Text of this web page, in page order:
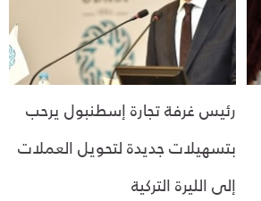
رئيس غرفة تجارة إسطنبول يرحب
بتسهيلات جديدة لتحويل العملات
إلى الليرة التركية